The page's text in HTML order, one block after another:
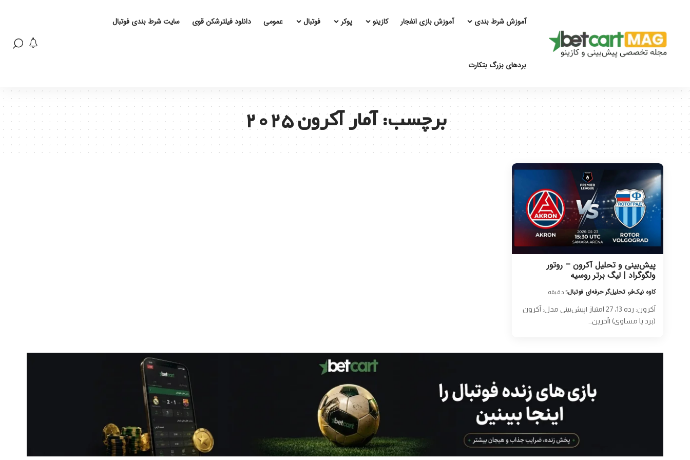
آموزش شرط بندی آموزش بازی انفجار کازینو پوکر فوتبال عمومی دانلود فیلترشکن قوی سایت شرط بندی فوتبال
بردهای بزرگ بتکارت
برچسب:آمار آکرون ۲۰۲۵
پیش‌بینی و تحلیل آکرون – روتور
ولگوگراد | لیگ برتر روسیه
کاوه نیک‌فر، تحلیل‌گر حرفه‌ای فوتبال5 دقیقه
آکرون: رده 13، 27 امتیاز |پیش‌بینی مدل: آکرون
(برد یا مساوی) |آخرین…